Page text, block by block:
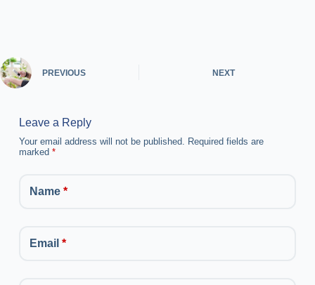
PREVIOUS NEXT
Leave a Reply
Your email address will not be published. Required fields are
marked *
Name*
Email *